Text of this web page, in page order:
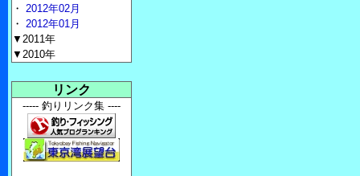
・ 2012年02月
・ 2012年01月
▼2011年
▼2010年
リンク
----- 釣りリンク集 ----